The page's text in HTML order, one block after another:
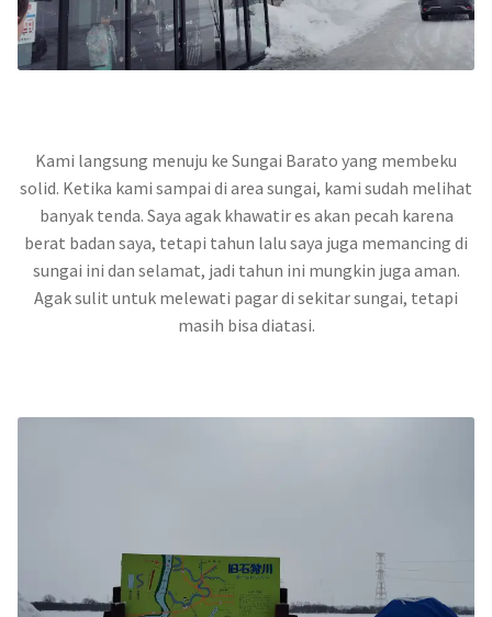
Kami langsung menuju ke Sungai Barato yang membeku
solid. Ketika kami sampai di area sungai, kami sudah melihat
banyak tenda. Saya agak khawatir es akan pecah karena
berat badan saya, tetapi tahun lalu saya juga memancing di
sungai ini dan selamat, jadi tahun ini mungkin juga aman.
Agak sulit untuk melewati pagar di sekitar sungai, tetapi
masih bisa diatasi.